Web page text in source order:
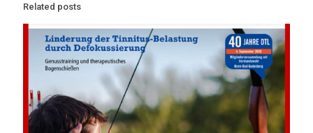
Related posts